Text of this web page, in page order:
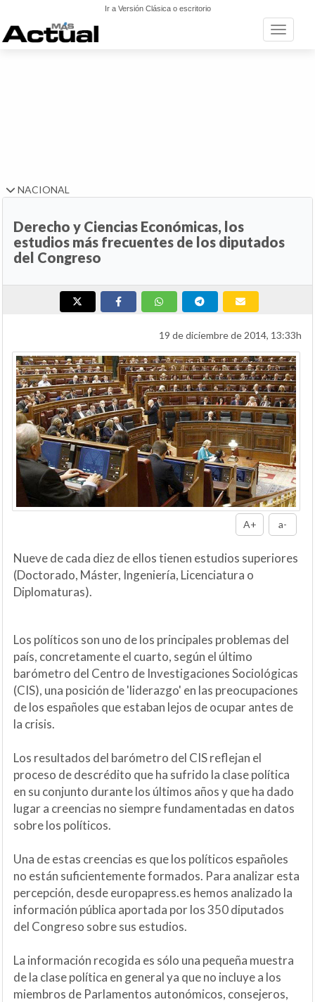
Ir a Versión Clásica o escritorio
Toggle
NACIONAL
Derecho y Ciencias Económicas, los
estudios más frecuentes de los diputados
del Congreso
19 de diciembre de 2014, 13:33h
A+ a-
Nueve de cada diez de ellos tienen estudios superiores
(Doctorado, Máster, Ingeniería, Licenciatura o
Diplomaturas).
Los políticos son uno de los principales problemas del
país, concretamente el cuarto, según el último
barómetro del Centro de Investigaciones Sociológicas
(CIS), una posición de 'liderazgo' en las preocupaciones
de los españoles que estaban lejos de ocupar antes de
la crisis.
Los resultados del barómetro del CIS reflejan el
proceso de descrédito que ha sufrido la clase política
en su conjunto durante los últimos años y que ha dado
lugar a creencias no siempre fundamentadas en datos
sobre los políticos.
Una de estas creencias es que los políticos españoles
no están suficientemente formados. Para analizar esta
percepción, desde europapress.es hemos analizado la
información pública aportada por los 350 diputados
del Congreso sobre sus estudios.
La información recogida es sólo una pequeña muestra
de la clase política en general ya que no incluye a los
miembros de Parlamentos autonómicos, consejeros,